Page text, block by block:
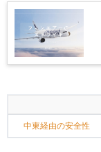
中東経由の安全性